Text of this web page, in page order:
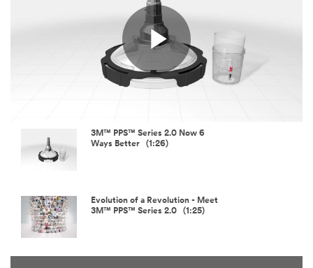
Play
Video
3M™ PPS™ Series 2.0 Now 6
Ways Better (1:26)
Evolution of a Revolution - Meet
3M™ PPS™ Series 2.0 (1:25)